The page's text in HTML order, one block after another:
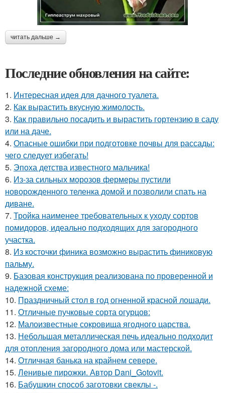
читать дальше →
Последние обновления на сайте:
1. Интересная идея для дачного туалета.
2. Как вырастить вкусную жимолость.
3. Как правильно посадить и вырастить гортензию в саду
или на даче.
4. Опасные ошибки при подготовке почвы для рассады:
чего следует избегать!
5. Эпоха детства известного мальчика!
6. Из-за сильных морозов фермеры пустили
новорожденного теленка домой и позволили спать на
диване.
7. Тройка наименее требовательных к уходу сортов
помидоров, идеально подходящих для загородного
участка.
8. Из косточки финика возможно вырастить финиковую
пальму.
9. Базовая конструкция реализована по проверенной и
надежной схеме:
10. Праздничный стол в год огненной красной лошади.
11. Отличные пучковые сорта огурцов:
12. Малоизвестные сокровища ягодного царства.
13. Небольшая металлическая печь идеально подходит
для отопления загородного дома или мастерской.
14. Отличная банька на крайнем севере.
15. Ленивые пирожки. Автор Dani_Gotovit.
16. Бабушкин способ заготовки свеклы -.